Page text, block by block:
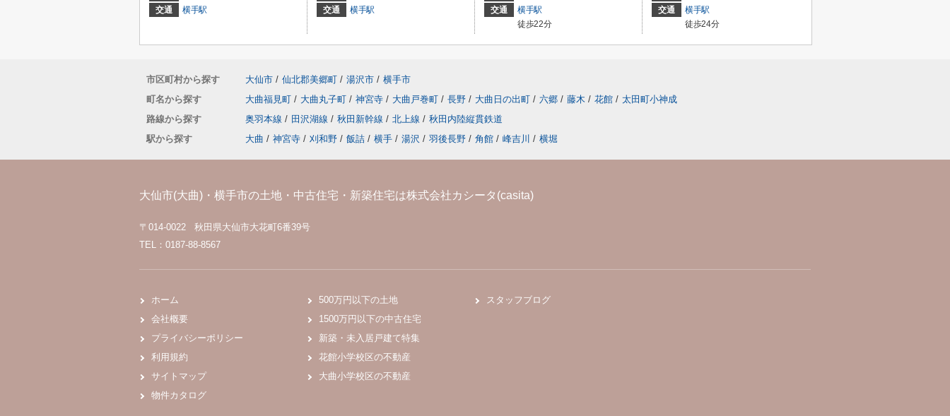
交通
横手駅
交通
横手駅
交通
横手駅
徒歩22分
交通
横手駅
徒歩24分
市区町村から探す 大仙市 / 仙北郡美郷町 / 湯沢市 / 横手市
町名から探す
大曲福見町 / 大曲丸子町 / 神宮寺 / 大曲戸巻町 / 長野 / 大曲日の出町 / 六郷 / 藤木 / 花館 / 太田町小神成
路線から探す
奥羽本線 / 田沢湖線 / 秋田新幹線 / 北上線 / 秋田内陸縦貫鉄道
駅から探す
大曲 / 神宮寺 / 刈和野 / 飯詰 / 横手 / 湯沢 / 羽後長野 / 角館 / 峰吉川 / 横堀
大仙市(大曲)・横手市の土地・中古住宅・新築住宅は株式会社カシータ(casita)
〒014-0022 秋田県大仙市大花町6番39号
TEL：0187-88-8567
ホーム
会社概要
プライバシーポリシー
利用規約
サイトマップ
物件カタログ
500万円以下の土地
1500万円以下の中古住宅
新築・未入居戸建て特集
花館小学校区の不動産
大曲小学校区の不動産
スタッフブログ